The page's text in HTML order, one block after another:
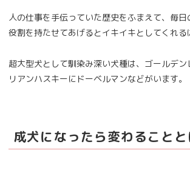
人の仕事を手伝っていた歴史をふまえて、毎
役割を持たせてあげるとイキイキとしてくれる
超大型犬として馴染み深い犬種は、ゴールデ
リアンハスキーにドーベルマンなどがいます。
成犬になったら変わることと